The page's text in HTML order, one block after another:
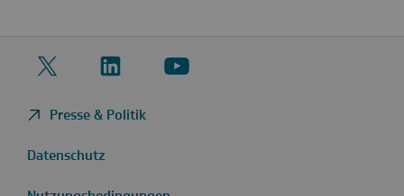
Twitter
LinkedIn
YouTube
Presse & Politik
Datenschutz